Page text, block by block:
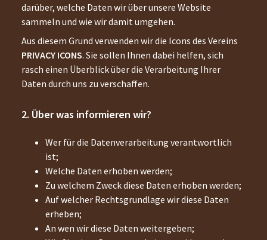
darüber, welche Daten wir über unsere Website
sammeln und wie wir damit umgehen.
Aus diesem Grund verwenden wir die Icons des Vereins
PRIVACY ICONS. Sie sollen Ihnen dabei helfen, sich
rasch einen Überblick über die Verarbeitung Ihrer
Daten durch uns zu verschaffen.
Über was informieren wir?
Wer für die Datenverarbeitung verantwortlich
ist;
Welche Daten erhoben werden;
Zu welchem Zweck diese Daten erhoben werden;
Auf welcher Rechtsgrundlage wir diese Daten
erheben;
An wen wir diese Daten weitergeben;